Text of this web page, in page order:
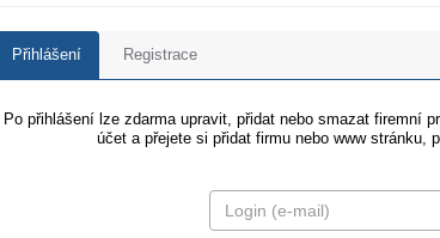
Přihlášení Registrace
Po přihlášení lze zdarma upravit, přidat nebo smazat firemní
účet a přejete si přidat firmu nebo www stránku,